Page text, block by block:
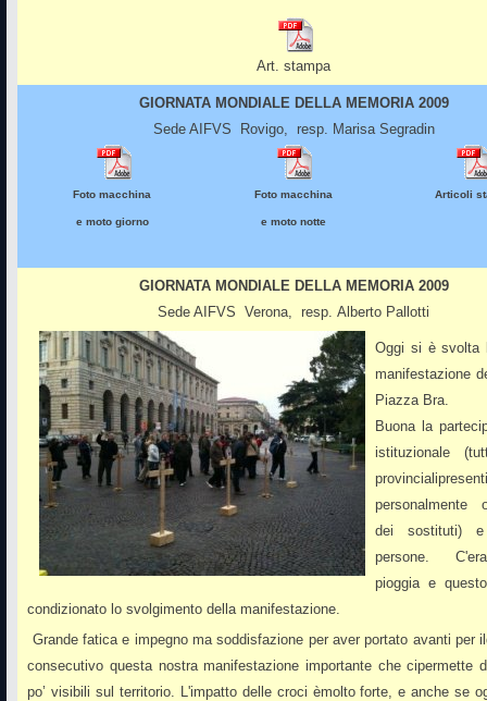
Art. stampa
GIORNATA MONDIALE DELLA MEMORIA 2009
Sede AIFVS Rovigo, resp. Marisa Segradin
Foto macchina
e moto giorno
Foto macchina
e moto notte
Articoli
GIORNATA MONDIALE DELLA MEMORIA 2009
Sede AIFVS Verona, resp.Alberto Pallotti
Oggi si è svolta
manifestazione
Piazza Bra.
Buona la
istituzionale
personalmente
dei sostituti)
persone.
pioggia e
condizionato lo svolgimento della manifestazione.
Grande fatica e impegno ma soddisfazione per aver portato avanti per
consecutivo questa nostra manifestazione importante che cipermette
po’ visibili sul territorio. L'impatto delle croci èmolto forte, e anche se